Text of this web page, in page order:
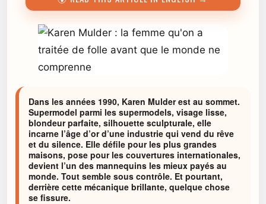
Dans les années 1990, Karen Mulder est au sommet.
Supermodel parmi les supermodels, visage lisse,
blondeur parfaite, silhouette sculpturale, elle
incarne l’âge d’or d’une industrie qui vend du rêve
et du silence. Elle défile pour les plus grandes
maisons, pose pour les couvertures internationales,
devient l’un des mannequins les mieux payés au
monde. Tout semble sous contrôle. Et pourtant,
derrière cette mécanique brillante, quelque chose
se fissure.